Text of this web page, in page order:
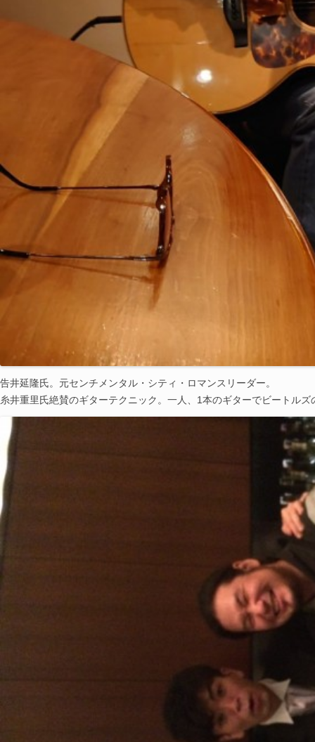
告井延隆氏。元センチメンタル・シティ・ロマンスリーダー。
糸井重里氏絶賛のギターテクニック。一人、1本のギターでビートル